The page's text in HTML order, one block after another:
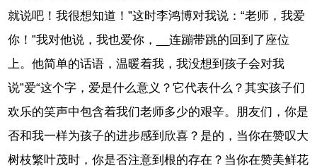
就说吧！我很想知道！”这时李鸿博对我说：“老师，我爱
你！”我对他说，我也爱你，__连蹦带跳的回到了座位
上。他简单的话语，温暖着我，我没想到孩子会对我
说”爱“这个字，爱是什么意义？它代表什么？其实孩子们
欢乐的笑声中包含着我们老师多少的艰辛。朋友们，你是
否和我一样为孩子的进步感到欣喜？是的，当你在赞叹大
树枝繁叶茂时，你是否注意到根的存在？当你在赞美鲜花